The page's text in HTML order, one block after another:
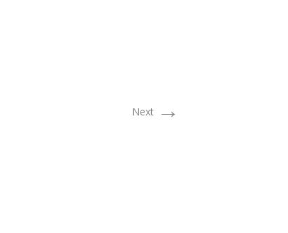
Next →